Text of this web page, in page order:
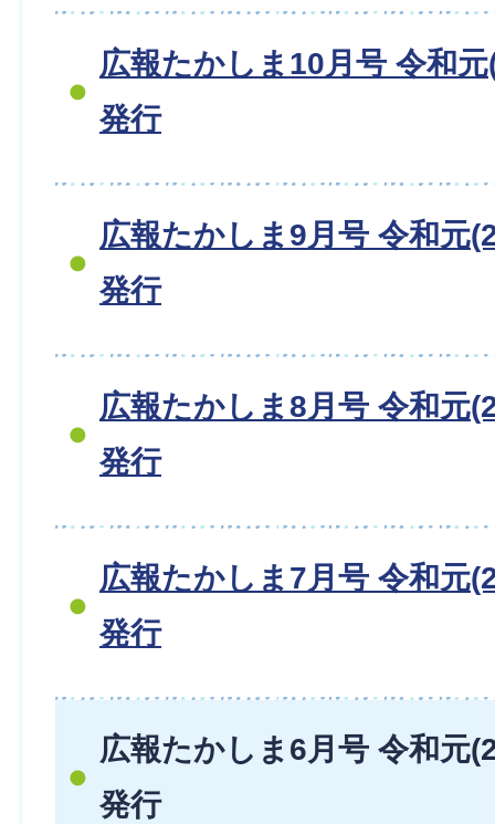
広報たかしま10月号 令和
発行
広報たかしま9月号 令和元
発行
広報たかしま8月号 令和元
発行
広報たかしま7月号 令和元
発行
広報たかしま6月号 令和元
発行